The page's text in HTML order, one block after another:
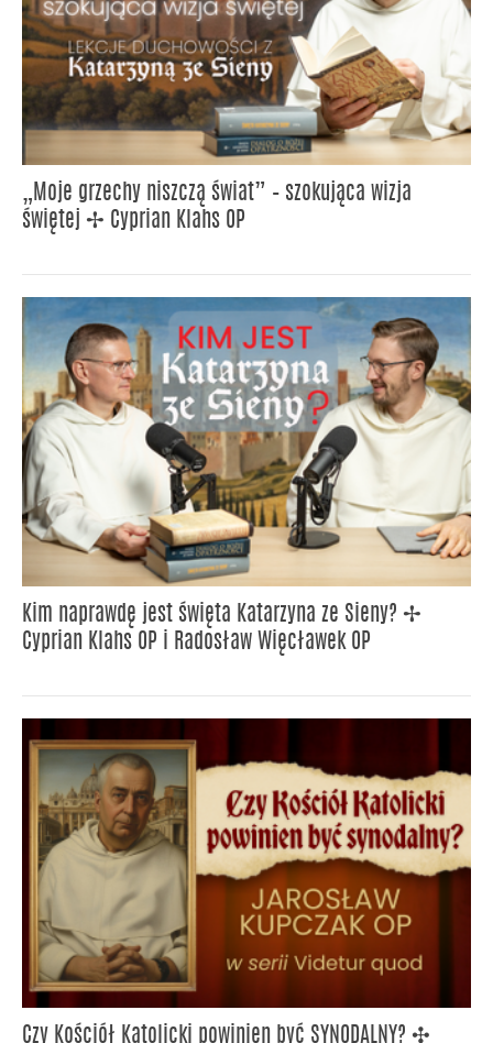
„Moje grzechy niszczą świat” – szokująca wizja
świętej ✢ Cyprian Klahs OP
Kim naprawdę jest święta Katarzyna ze Sieny? ✢
Cyprian Klahs OP i Radosław Więcławek OP
Czy Kościół Katolicki powinien być SYNODALNY? ✣